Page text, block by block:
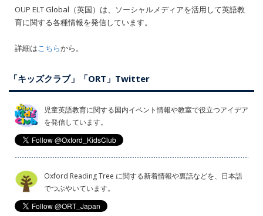
OUP ELT Global（英国）は、ソーシャルメディアを活用して英語教
育に関する各種情報を発信しています。
詳細はこちらから。
「キッズクラブ」「ORT」Twitter
児童英語教育に関する国内イベント情報や教室で役立つアイデア
を発信しています。
Oxford Reading Tree に関する新着情報や裏話などを、日本語
でつぶやいています。